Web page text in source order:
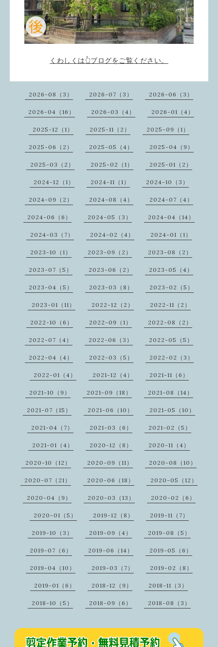
くわしくは👆ブログをご覧ください。
2026-08（3） 2026-07（3） 2026-06（3）
2026-04（16） 2026-03（4） 2026-01（4）
2025-12（1） 2025-11（2） 2025-09（1）
2025-06（2） 2025-05（4） 2025-04（9）
2025-03（2） 2025-02（1） 2025-01（2）
2024-12（1） 2024-11（1） 2024-10（3）
2024-09（2） 2024-08（4） 2024-07（4）
2024-06（6） 2024-05（3） 2024-04（14）
2024-03（7） 2024-02（4） 2024-01（1）
2023-10（1） 2023-09（2） 2023-08（2）
2023-07（5） 2023-06（2） 2023-05（4）
2023-04（5） 2023-03（8） 2023-02（5）
2023-01（11） 2022-12（2） 2022-11（2）
2022-10（6） 2022-09（1） 2022-08（2）
2022-07（4） 2022-06（3） 2022-05（5）
2022-04（4） 2022-03（5） 2022-02（3）
2022-01（4） 2021-12（4） 2021-11（6）
2021-10（9） 2021-09（18） 2021-08（14）
2021-07（15） 2021-06（10） 2021-05（10）
2021-04（7） 2021-03（6） 2021-02（5）
2021-01（4） 2020-12（8） 2020-11（4）
2020-10（12） 2020-09（11） 2020-08（10）
2020-07（21） 2020-06（18） 2020-05（12）
2020-04（9） 2020-03（13） 2020-02（6）
2020-01（5） 2019-12（8） 2019-11（7）
2019-10（3） 2019-09（4） 2019-08（5）
2019-07（6） 2019-06（14） 2019-05（6）
2019-04（10） 2019-03（7） 2019-02（8）
2019-01（6） 2018-12（9） 2018-11（3）
2018-10（5） 2018-09（6） 2018-08（3）